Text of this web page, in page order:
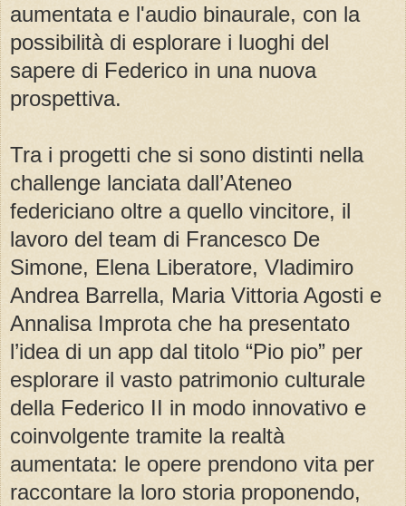
aumentata e l'audio binaurale, con la
possibilità di esplorare i luoghi del
sapere di Federico in una nuova
prospettiva.
Tra i progetti che si sono distinti nella
challenge lanciata dall’Ateneo
federiciano oltre a quello vincitore, il
lavoro del team di Francesco De
Simone, Elena Liberatore, Vladimiro
Andrea Barrella, Maria Vittoria Agosti e
Annalisa Improta che ha presentato
l’idea di un app dal titolo “Pio pio” per
esplorare il vasto patrimonio culturale
della Federico II in modo innovativo e
coinvolgente tramite la realtà
aumentata: le opere prendono vita per
raccontare la loro storia proponendo,